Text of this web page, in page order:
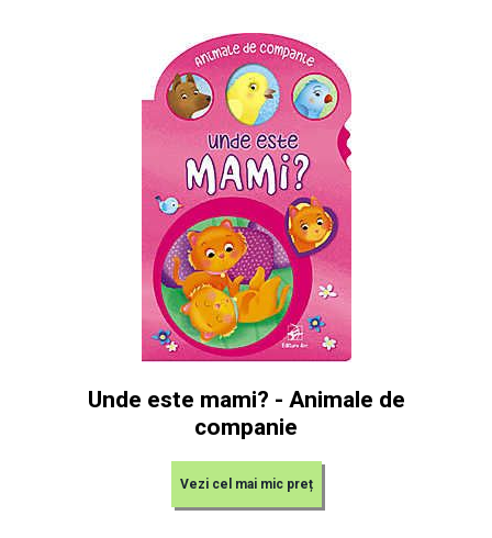
Unde este mami? - Animale de
companie
Vezi cel mai mic preț